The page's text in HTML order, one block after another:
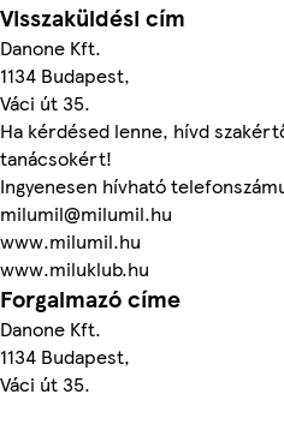
Visszaküldési cím
Danone Kft.
1134 Budapest,
Váci út 35.
Ha kérdésed lenne, hívd
tanácsokért!
Ingyenesen hívható
milumil@milumil.hu
www.milumil.hu
www.miluklub.hu
Forgalmazó címe
Danone Kft.
1134 Budapest,
Váci út 35.